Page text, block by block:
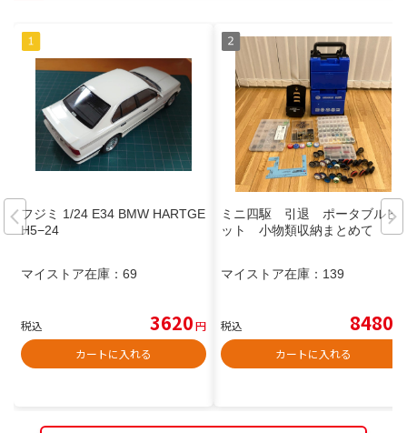
フジミ 1/24 E34 BMW HARTGE
H5−24
マイストア在庫： 69
税込 3620円
カートに入れる
ミニ四駆 引退 ポータブルピ
ット 小物類収納まとめて
マイストア在庫： 139
税込 8480
カートに入れる